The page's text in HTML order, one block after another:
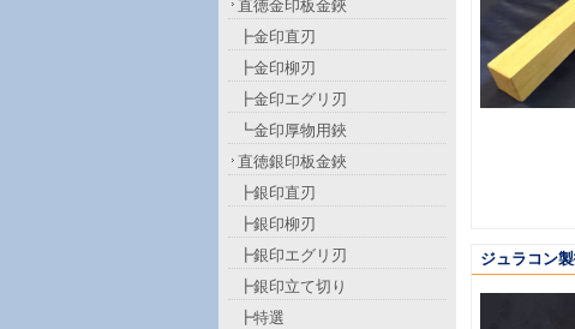
ジュラコン
直徳金印板金鋏
┣金印直刃
┣金印柳刃
┣金印エグリ刃
┗金印厚物用鋏
直徳銀印板金鋏
┣銀印直刃
┣銀印柳刃
┣銀印エグリ刃
┣銀印立て切り
┣特選